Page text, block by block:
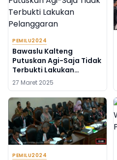
PEMILU2024
Bawaslu Kalteng
Putuskan Agi-Saja Tidak
Terbukti Lakukan
Pelanggaran
27 Maret 2025
PEMILU2024